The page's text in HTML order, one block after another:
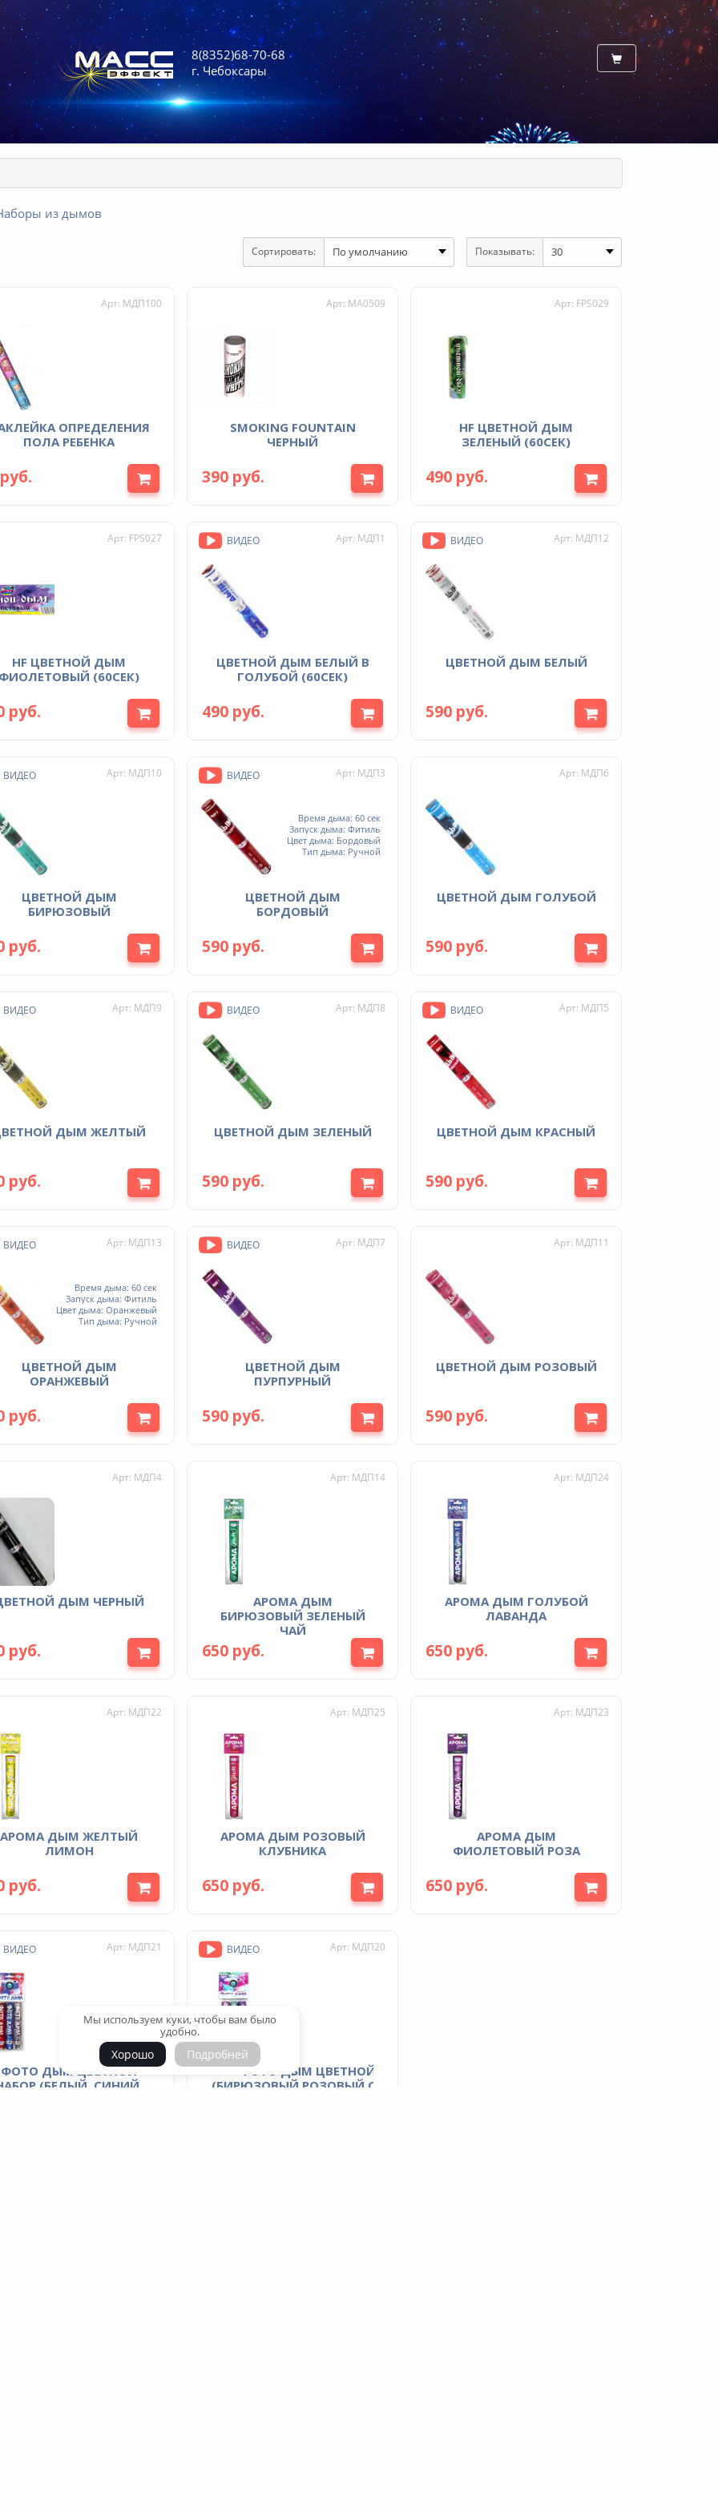
8(8352)68-70-68
г. Чебоксары
из дымов
Сортировать: Показывать:
Арт: МДП100
ПОЛА РЕБЕНКА
Арт: MA0509
SMOKING FOUNTAIN
ЧЕРНЫЙ
390 руб.
Арт: FPS029
HF ЦВЕТНОЙ ДЫМ
ЗЕЛЕНЫЙ (60СЕК)
490 руб.
Арт: FPS027
HF ЦВЕТНОЙ ДЫМ
(60СЕК)
руб.
ВИДЕО Арт: МДП1
ЦВЕТНОЙ ДЫМ БЕЛЫЙ В
ГОЛУБОЙ (60СЕК)
490 руб.
ВИДЕО Арт: МДП12
ЦВЕТНОЙ ДЫМ БЕЛЫЙ
590 руб.
ВИДЕО Арт: МДП10
ЦВЕТНОЙ ДЫМ
БИРЮЗОВЫЙ
руб.
ВИДЕО Арт: МДП3
Время дыма: 60 сек
Запуск дыма: Фитиль
Цвет дыма: Бордовый
Тип дыма: Ручной
ЦВЕТНОЙ ДЫМ
БОРДОВЫЙ
590 руб.
Арт: МДП6
ЦВЕТНОЙ ДЫМ ГОЛУБОЙ
590 руб.
ВИДЕО Арт: МДП9
ЦВЕТНОЙ ДЫМ ЖЕЛТЫЙ
руб.
ВИДЕО Арт: МДП8
ЦВЕТНОЙ ДЫМ ЗЕЛЕНЫЙ
590 руб.
ВИДЕО Арт: МДП5
ЦВЕТНОЙ ДЫМ КРАСНЫЙ
590 руб.
ВИДЕО Арт: МДП13
Время дыма: 60 сек
Запуск дыма: Фитиль
Цвет дыма: Оранжевый
Тип дыма: Ручной
ЦВЕТНОЙ ДЫМ
ОРАНЖЕВЫЙ
руб.
ВИДЕО Арт: МДП7
ЦВЕТНОЙ ДЫМ
ПУРПУРНЫЙ
590 руб.
Арт: МДП11
ЦВЕТНОЙ ДЫМ РОЗОВЫЙ
590 руб.
Арт: МДП4
ЦВЕТНОЙ ДЫМ ЧЕРНЫЙ
руб.
Арт: МДП14
АРОМА ДЫМ
БИРЮЗОВЫЙ ЗЕЛЕНЫЙ
ЧАЙ
650 руб.
Арт: МДП24
АРОМА ДЫМ ГОЛУБОЙ
ЛАВАНДА
650 руб.
Арт: МДП22
АРОМА ДЫМ ЖЕЛТЫЙ
ЛИМОН
руб.
Арт: МДП25
АРОМА ДЫМ РОЗОВЫЙ
КЛУБНИКА
650 руб.
Арт: МДП23
АРОМА ДЫМ
ФИОЛЕТОВЫЙ РОЗА
650 руб.
ВИДЕО Арт: МДП21
ФОТО ДЫМ ЦВЕТНОЙ
(БЕЛЫЙ, СИНИЙ,
ВИДЕО Арт: МДП20
ФОТО ДЫМ ЦВЕТНОЙ НАБОР
(БИРЮЗОВЫЙ,РОЗОВЫЙ,СИРЕНЕВЫЙ)
Мы используем куки, чтобы вам было
удобно.
Хорошо Подробней